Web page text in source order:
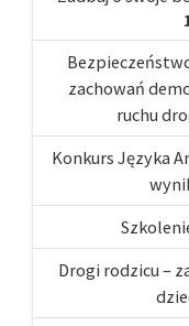
zachowań
ruchu
Konkurs Języka
Drogi rodzicu –